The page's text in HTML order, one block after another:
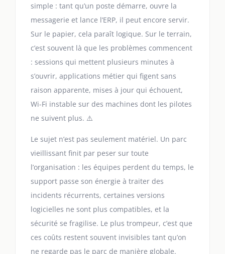
simple : tant qu’un poste démarre, ouvre la
messagerie et lance l’ERP, il peut encore servir.
Sur le papier, cela paraît logique. Sur le terrain,
c’est souvent là que les problèmes commencent
: sessions qui mettent plusieurs minutes à
s’ouvrir, applications métier qui figent sans
raison apparente, mises à jour qui échouent,
Wi-Fi instable sur des machines dont les pilotes
ne suivent plus. ⚠️
Le sujet n’est pas seulement matériel. Un parc
vieillissant finit par peser sur toute
l’organisation : les équipes perdent du temps, le
support passe son énergie à traiter des
incidents récurrents, certaines versions
logicielles ne sont plus compatibles, et la
sécurité se fragilise. Le plus trompeur, c’est que
ces coûts restent souvent invisibles tant qu’on
ne regarde pas le parc de manière globale.